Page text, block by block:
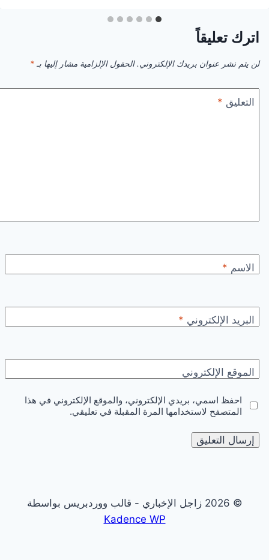
اترك تعليقاً
لن يتم نشر عنوان بريدك الإلكتروني. الحقول الإلزامية مشار إليها بـ *
التعليق *
الاسم *
البريد الإلكتروني *
الموقع الإلكتروني
احفظ اسمي، بريدي الإلكتروني، والموقع الإلكتروني في هذا
المتصفح لاستخدامها المرة المقبلة في تعليقي.
© 2026 زاجل الإخباري - قالب ووردبريس بواسطة
Kadence WP